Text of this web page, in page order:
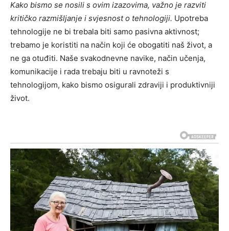
Kako bismo se nosili s ovim izazovima, važno je razviti
kritičko razmišljanje i svjesnost o tehnologiji. Upotreba
tehnologije ne bi trebala biti samo pasivna aktivnost;
trebamo je koristiti na način koji će obogatiti naš život, a
ne ga otuđiti. Naše svakodnevne navike, način učenja,
komunikacije i rada trebaju biti u ravnoteži s
tehnologijom, kako bismo osigurali zdraviji i produktivniji
život.